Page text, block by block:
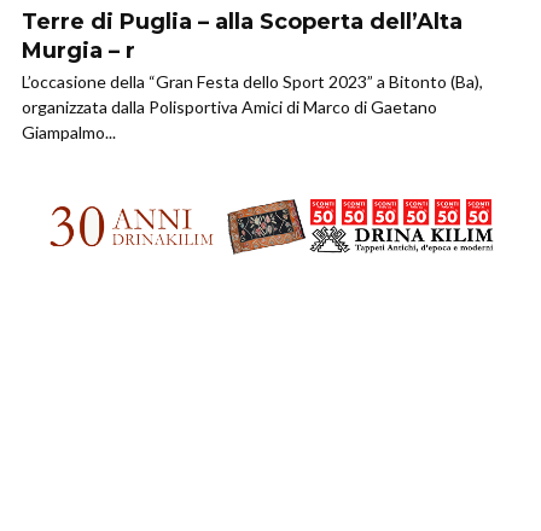
Terre di Puglia – alla Scoperta dell’Alta
Murgia – r
L’occasione della “Gran Festa dello Sport 2023” a Bitonto (Ba),
organizzata dalla Polisportiva Amici di Marco di Gaetano
Giampalmo...